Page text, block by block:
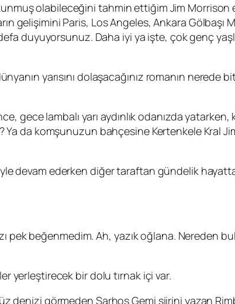
olabileceğini tahmin ettiğim Jim Morrison
gelişimini Paris, Los Angeles, Ankara
duyuyorsunuz. Daha iyi ya işte, çok genç
yarısını dolaşacağınız romanın
gece lambalı yarı aydınlık odanızda
Ya da komşunuzun bahçesine Kertenkele Kral
devam ederken diğer taraftan gündelik
pek beğenmedim. Ah, yazık oğlana.
yerleştirecek bir dolu tırnak içi var.
denizi görmeden Sarhoş Gemi şiirini yazan